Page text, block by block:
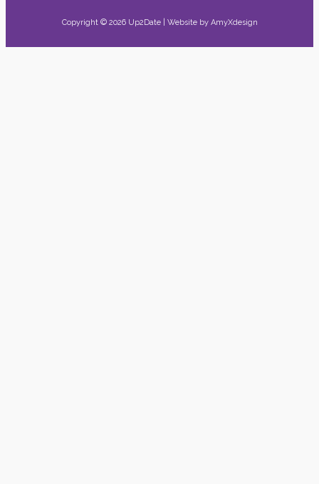
Copyright © 2026 Up2Date | Website by AmyXdesign